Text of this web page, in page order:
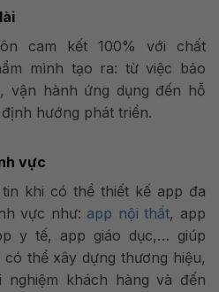
cam kết 100% với chất
mình tạo ra: từ việc bảo
vận hành ứng dụng đến hỗ
hướng phát triển.
vực
khi có thể thiết kế app đa
vực như: app nội thất, app
y tế, app giáo dục,… giúp
có thể xây dựng thương hiệu,
nghiệm khách hàng và đến